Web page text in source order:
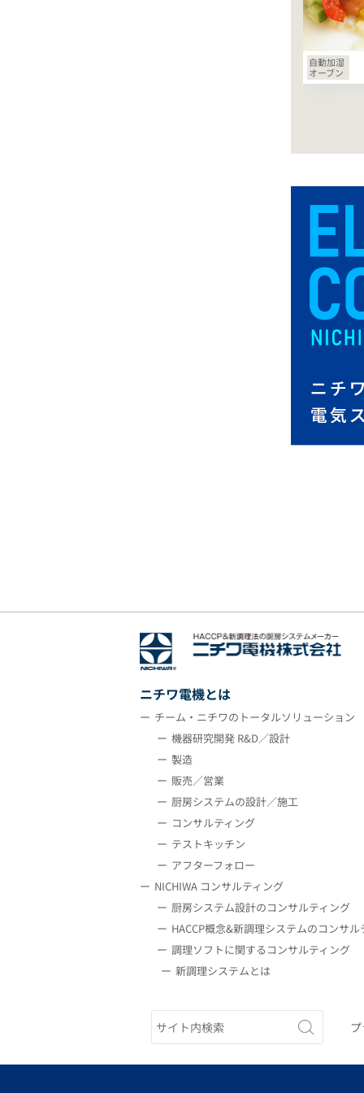
自動加湿
オーブン
ニチワ電機とは
チーム・ニチワのトータルソリューション
機器研究開発 R&D／設計
製造
販売／営業
厨房システムの設計／施工
コンサルティング
テストキッチン
アフターフォロー
NICHIWA コンサルティング
厨房システム設計のコンサルティング
HACCP概念&新調理システムのコンサル
調理ソフトに関するコンサルティング
新調理システムとは